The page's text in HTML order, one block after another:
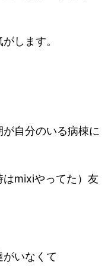
します。
自分のいる病棟に
mixiやってた）友
いなくて